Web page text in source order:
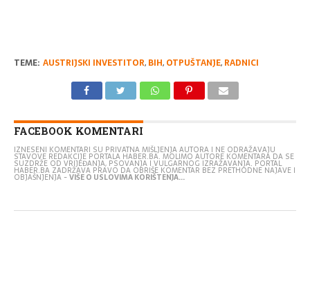
TEME: AUSTRIJSKI INVESTITOR, BIH, OTPUŠTANJE, RADNICI
FACEBOOK KOMENTARI
IZNESENI KOMENTARI SU PRIVATNA MIŠLJENJA AUTORA I NE ODRAŽAVAJU
STAVOVE REDAKCIJE PORTALA HABER.BA. MOLIMO AUTORE KOMENTARA DA SE
SUZDRŽE OD VRIJEĐANJA, PSOVANJA I VULGARNOG IZRAŽAVANJA. PORTAL
HABER.BA ZADRŽAVA PRAVO DA OBRIŠE KOMENTAR BEZ PRETHODNE NAJAVE I
OBJAŠNJENJA -VIŠE O USLOVIMA KORIŠTENJA...